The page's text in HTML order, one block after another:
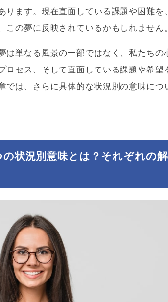
ります。現在直面している課題や困難を
この夢に反映されているかもしれません。
は単なる風景の一部ではなく、私たちの
ロセス、そして直面している課題や希望
では、さらに具体的な状況別の意味につ
状況別意味とは？それぞれの